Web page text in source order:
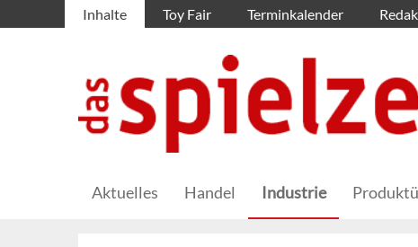
Inhalte Toy Fair Terminkalender
Aktuelles Handel Industrie